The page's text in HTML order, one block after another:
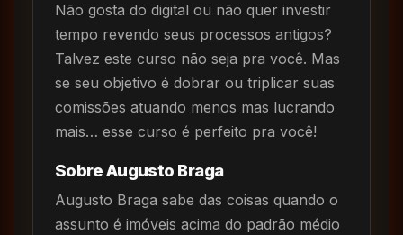
Não gosta do digital ou não quer investir
tempo revendo seus processos antigos?
Talvez este curso não seja pra você. Mas
se seu objetivo é dobrar ou triplicar suas
comissões atuando menos mas lucrando
mais… esse curso é perfeito pra você!
Sobre Augusto Braga
Augusto Braga sabe das coisas quando o
assunto é imóveis acima do padrão médio